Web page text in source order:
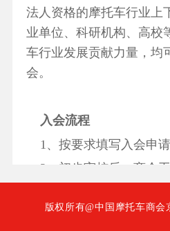
法人资格的摩托车行业上
业单位、科研机构、高校
车行业发展贡献力量， 均
会。
入会流程
1、按要求填写入会申请
2、初步审核后，商会
3、企业需提交工商行政
版权所有@中国摩托车商会